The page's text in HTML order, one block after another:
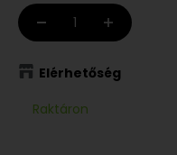
Elérhetőség
Raktáron